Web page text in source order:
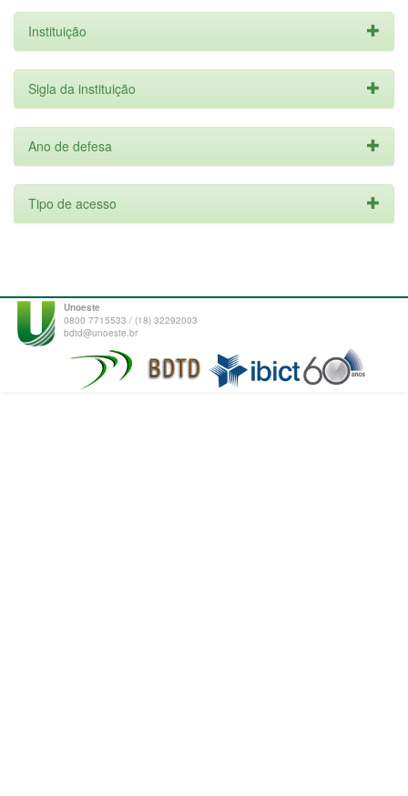
Instituição
Sigla da instituição
Ano de defesa
Tipo de acesso
Unoeste
0800 7715533 / (18) 32292003
bdtd@unoeste.br